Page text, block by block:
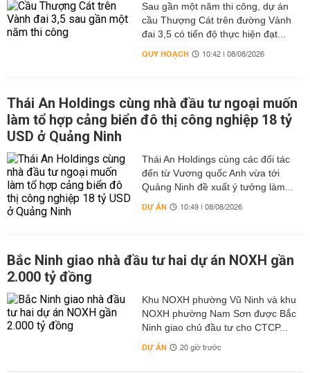
Sau gần một năm thi công, dự án
cầu Thượng Cát trên đường Vành
đai 3,5 có tiến độ thực hiện đạt...
QUY HOẠCH 10:42 | 08/08/2026
Thái An Holdings cùng nhà đầu tư ngoại muốn
làm tổ hợp cảng biển đô thị công nghiệp 18 tỷ
USD ở Quảng Ninh
Thái An Holdings cùng các đối tác
đến từ Vương quốc Anh vừa tới
Quảng Ninh đề xuất ý tưởng làm...
DỰ ÁN 10:49 | 08/08/2026
Bắc Ninh giao nhà đầu tư hai dự án NOXH gần
2.000 tỷ đồng
Khu NOXH phường Vũ Ninh và khu
NOXH phường Nam Sơn được Bắc
Ninh giao chủ đầu tư cho CTCP...
DỰ ÁN 20 giờ trước